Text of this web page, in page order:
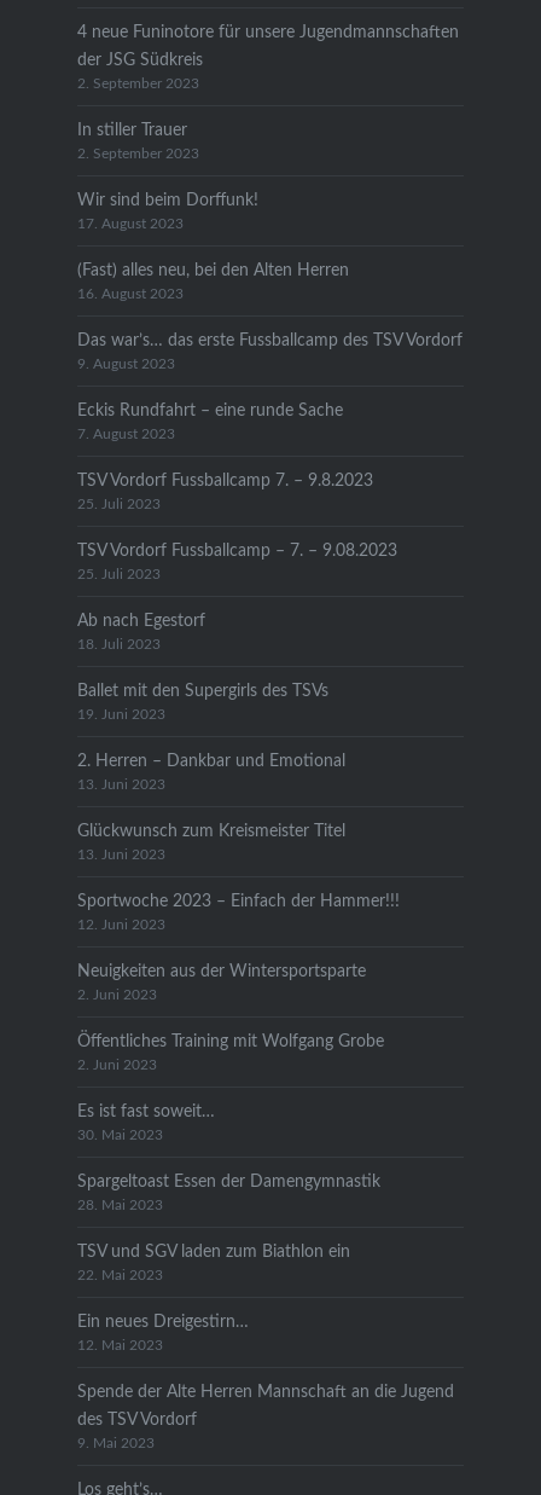
4 neue Funinotore für unsere Jugendmannschaften
der JSG Südkreis
2. September 2023
In stiller Trauer
2. September 2023
Wir sind beim Dorffunk!
17. August 2023
(Fast) alles neu, bei den Alten Herren
16. August 2023
Das war’s… das erste Fussballcamp des TSV Vordorf
9. August 2023
Eckis Rundfahrt – eine runde Sache
7. August 2023
TSV Vordorf Fussballcamp 7. – 9.8.2023
25. Juli 2023
TSV Vordorf Fussballcamp – 7. – 9.08.2023
25. Juli 2023
Ab nach Egestorf
18. Juli 2023
Ballet mit den Supergirls des TSVs
19. Juni 2023
2. Herren – Dankbar und Emotional
13. Juni 2023
Glückwunsch zum Kreismeister Titel
13. Juni 2023
Sportwoche 2023 – Einfach der Hammer!!!
12. Juni 2023
Neuigkeiten aus der Wintersportsparte
2. Juni 2023
Öffentliches Training mit Wolfgang Grobe
2. Juni 2023
Es ist fast soweit…
30. Mai 2023
Spargeltoast Essen der Damengymnastik
28. Mai 2023
TSV und SGV laden zum Biathlon ein
22. Mai 2023
Ein neues Dreigestirn…
12. Mai 2023
Spende der Alte Herren Mannschaft an die Jugend
des TSV Vordorf
9. Mai 2023
Los geht’s…